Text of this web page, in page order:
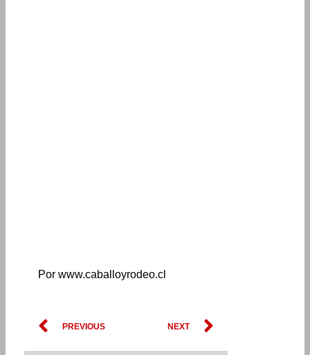
Por www.caballoyrodeo.cl
Prev
PREVIOUS NEXT